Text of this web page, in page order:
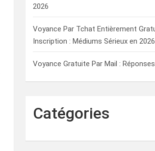
2026
Voyance Par Tchat Entièrement
Inscription : Médiums Sérieux en 2026
Voyance Gratuite Par Mail :
Catégories